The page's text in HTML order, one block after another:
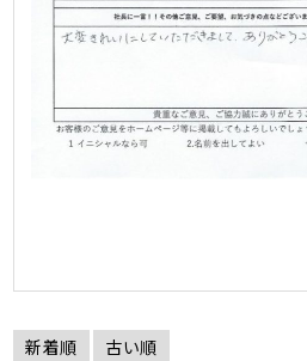
新着順 古い順